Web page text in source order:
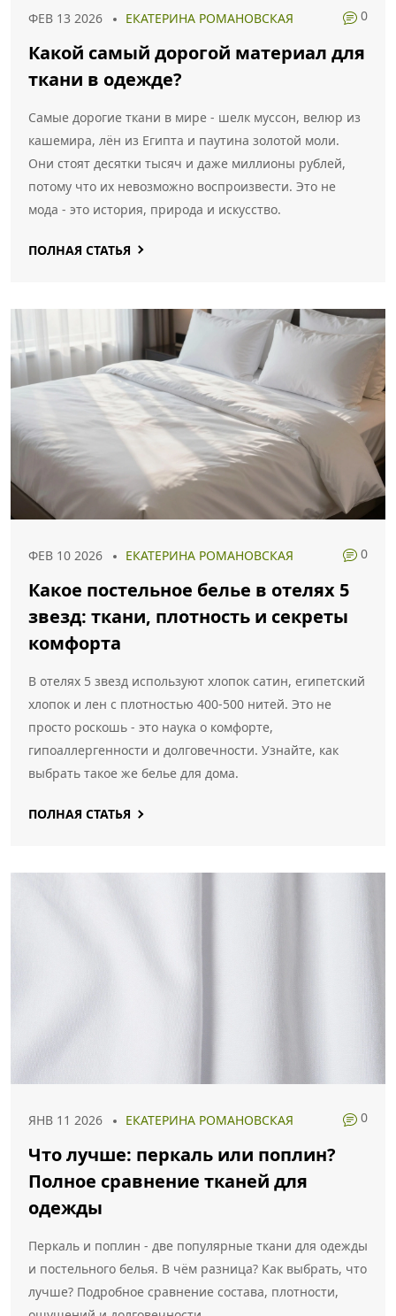
ФЕВ 13 2026 ЕКАТЕРИНА РОМАНОВСКАЯ 0
Какой самый дорогой материал для
ткани в одежде?
Самые дорогие ткани в мире - шелк муссон, велюр из
кашемира, лён из Египта и паутина золотой моли.
Они стоят десятки тысяч и даже миллионы рублей,
потому что их невозможно воспроизвести. Это не
мода - это история, природа и искусство.
ПОЛНАЯ СТАТЬЯ
ФЕВ 10 2026 ЕКАТЕРИНА РОМАНОВСКАЯ 0
Какое постельное белье в отелях 5
звезд: ткани, плотность и секреты
комфорта
В отелях 5 звезд используют хлопок сатин, египетский
хлопок и лен с плотностью 400-500 нитей. Это не
просто роскошь - это наука о комфорте,
гипоаллергенности и долговечности. Узнайте, как
выбрать такое же белье для дома.
ПОЛНАЯ СТАТЬЯ
ЯНВ 11 2026 ЕКАТЕРИНА РОМАНОВСКАЯ 0
Что лучше: перкаль или поплин?
Полное сравнение тканей для
одежды
Перкаль и поплин - две популярные ткани для одежды
и постельного белья. В чём разница? Как выбрать, что
лучше? Подробное сравнение состава, плотности,